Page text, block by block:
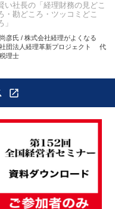
い社長の「経理財務の見どこ
・勘どころ・ツッコミどこ
」
彦氏 / 株式会社経理がよくなる
団法人経理革新プロジェクト 代
理士
open_in_new